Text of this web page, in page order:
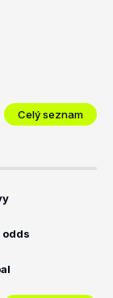
Celý seznam
odds